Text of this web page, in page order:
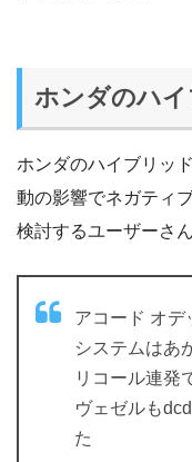
ホンダのハイ
ホンダのハイブリッ
動の影響でネガティ
検討するユーザーさ
アコード オデ
システムはあ
リコール連発
ヴェゼルも
た